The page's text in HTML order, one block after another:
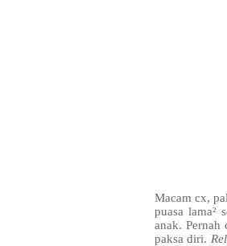
Macam cx,
puasa lama²
anak. Pernah
paksa diri.